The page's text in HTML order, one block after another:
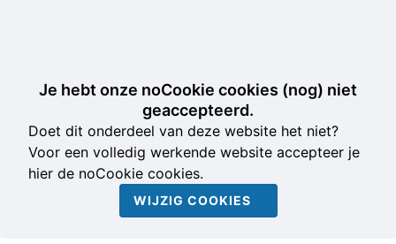
Je hebt onze noCookie cookies (nog) niet
geaccepteerd.
Doet dit onderdeel van deze website het niet?
Voor een volledig werkende website accepteer je
hier de noCookie cookies.
WIJZIG COOKIES